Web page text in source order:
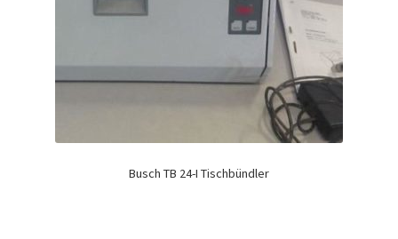
Busch TB 24-I Tischbündler